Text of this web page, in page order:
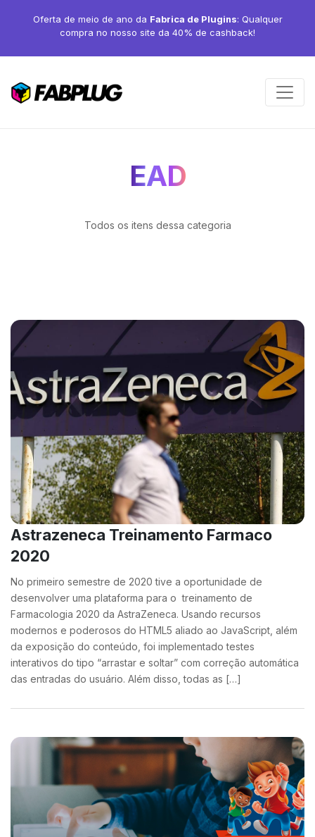
Oferta de meio de ano da Fabrica de Plugins: Qualquer
compra no nosso site da 40% de cashback!
EAD
Todos os itens dessa categoria
Astrazeneca Treinamento Farmaco
2020
No primeiro semestre de 2020 tive a oportunidade de
desenvolver uma plataforma para o treinamento de
Farmacologia 2020 da AstraZeneca. Usando recursos
modernos e poderosos do HTML5 aliado ao JavaScript, além
da exposição do conteúdo, foi implementado testes
interativos do tipo “arrastar e soltar” com correção automática
das entradas do usuário. Além disso, todas as […]